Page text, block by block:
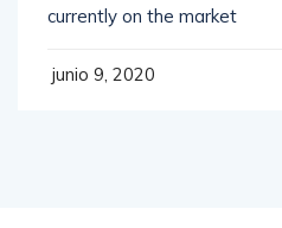
currently on the market
junio 9, 2020